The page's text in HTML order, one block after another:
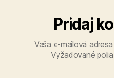
Pridaj
Vaša e-mailová
Vyžadované